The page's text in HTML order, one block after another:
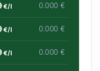
€/l 0.000 €
€/l 0.000 €
€/l 0.000 €